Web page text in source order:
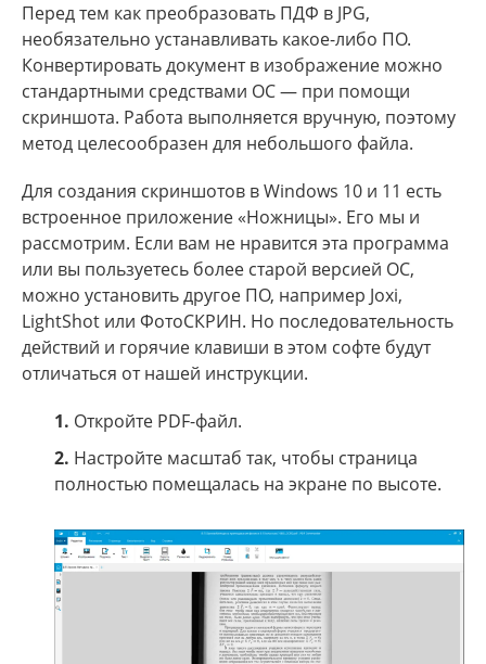
Перед тем как преобразовать ПДФ в JPG,
необязательно устанавливать какое-либо ПО.
Конвертировать документ в изображение можно
стандартными средствами ОС — при помощи
скриншота. Работа выполняется вручную, поэтому
метод целесообразен для небольшого файла.
Для создания скриншотов в Windows 10 и 11 есть
встроенное приложение «Ножницы». Его мы и
рассмотрим. Если вам не нравится эта программа
или вы пользуетесь более старой версией ОС,
можно установить другое ПО, например Joxi,
LightShot или ФотоСКРИН. Но последовательность
действий и горячие клавиши в этом софте будут
отличаться от нашей инструкции.
1. Откройте PDF-файл.
2. Настройте масштаб так, чтобы страница
полностью помещалась на экране по высоте.